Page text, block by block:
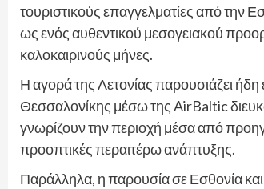
τουριστικούς επαγγελματίες από την
ως ενός αυθεντικού μεσογειακού
καλοκαιρινούς μήνες.
Η αγορά της Λετονίας παρουσιάζει
Θεσσαλονίκης μέσω της AirBaltic
γνωρίζουν την περιοχή μέσα από
προοπτικές περαιτέρω ανάπτυξης.
Παράλληλα, η παρουσία σε Εσθονία